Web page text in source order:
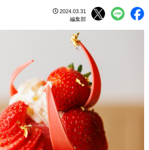
2024.03.31
編集部